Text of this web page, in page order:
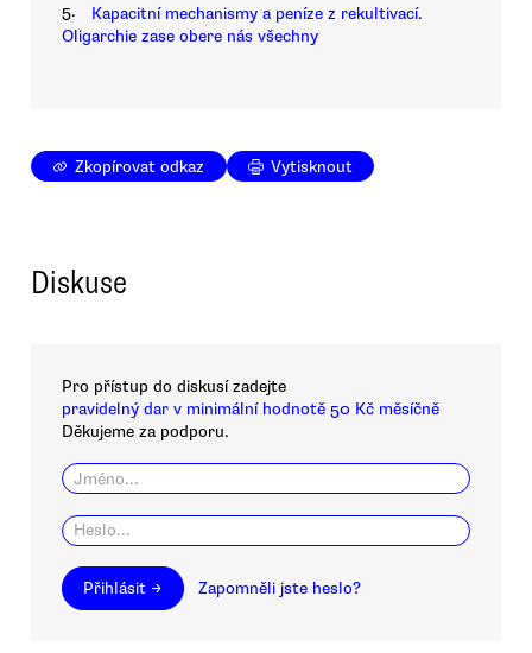
5.
Kapacitní mechanismy a peníze z rekultivací.
Oligarchie zase obere nás všechny
Zkopírovat odkaz Vytisknout
Diskuse
Pro přístup do diskusí zadejte
pravidelný dar v minimální hodnotě 50 Kč měsíčně
Děkujeme za podporu.
Přihlásit → Zapomněli jste heslo?